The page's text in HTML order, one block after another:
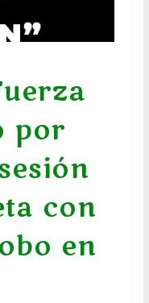
por
con
en